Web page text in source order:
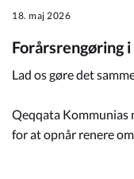
18. maj 2026
Forårsrengøring
Lad os gøre det
Qeqqata
for at opnår renere